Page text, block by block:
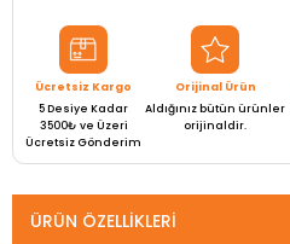
Ücretsiz Kargo
5 Desiye Kadar
3500₺ ve Üzeri
Ücretsiz Gönderim
Orijinal Ürün
Aldığınız bütün ürünler
orijinaldir.
ÜRÜN ÖZELLIKLERI